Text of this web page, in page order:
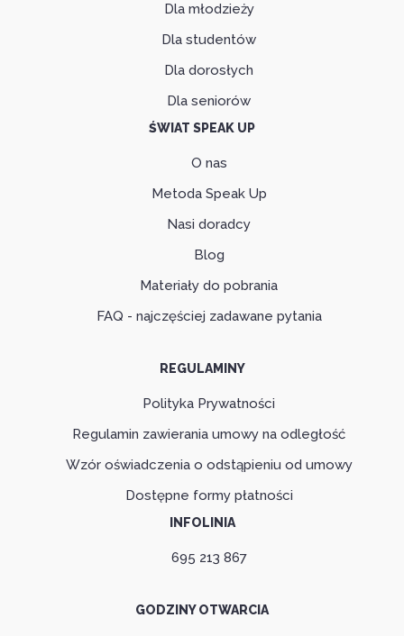
Dla młodzieży
Dla studentów
Dla dorosłych
Dla seniorów
ŚWIAT SPEAK UP
O nas
Metoda Speak Up
Nasi doradcy
Blog
Materiały do pobrania
FAQ - najczęściej zadawane pytania
REGULAMINY
Polityka Prywatności
Regulamin zawierania umowy na odległość
Wzór oświadczenia o odstąpieniu od umowy
Dostępne formy płatności
INFOLINIA
695 213 867
GODZINY OTWARCIA